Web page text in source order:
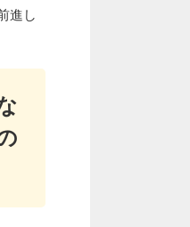
進し